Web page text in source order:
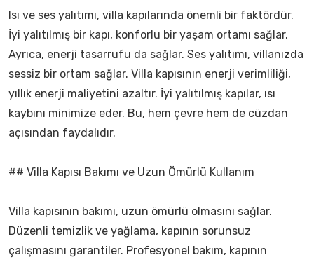
Isı ve ses yalıtımı, villa kapılarında önemli bir faktördür.
İyi yalıtılmış bir kapı, konforlu bir yaşam ortamı sağlar.
Ayrıca, enerji tasarrufu da sağlar. Ses yalıtımı, villanızda
sessiz bir ortam sağlar. Villa kapısının enerji verimliliği,
yıllık enerji maliyetini azaltır. İyi yalıtılmış kapılar, ısı
kaybını minimize eder. Bu, hem çevre hem de cüzdan
açısından faydalıdır.
## Villa Kapısı Bakımı ve Uzun Ömürlü Kullanım
Villa kapısının bakımı, uzun ömürlü olmasını sağlar.
Düzenli temizlik ve yağlama, kapının sorunsuz
çalışmasını garantiler. Profesyonel bakım, kapının